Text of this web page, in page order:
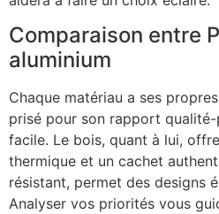
Comparaison entre
aluminium
Chaque matériau a ses
prisé pour son rapport
facile. Le bois, quant à lui,
thermique et un cachet
résistant, permet des designs
Analyser vos priorités vous